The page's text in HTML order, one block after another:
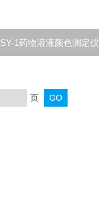
SY-1药物溶液颜色测定仪
页